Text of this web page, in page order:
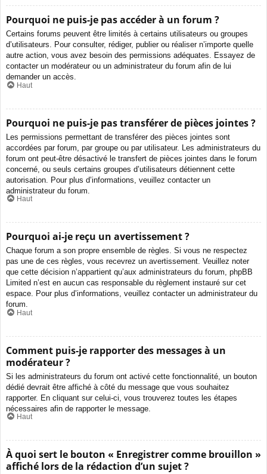
Pourquoi ne puis-je pas accéder à un forum ?
Certains forums peuvent être limités à certains utilisateurs ou groupes
d’utilisateurs. Pour consulter, rédiger, publier ou réaliser n’importe quelle
autre action, vous avez besoin des permissions adéquates. Essayez de
contacter un modérateur ou un administrateur du forum afin de lui
demander un accès.
Haut
Pourquoi ne puis-je pas transférer de pièces jointes ?
Les permissions permettant de transférer des pièces jointes sont
accordées par forum, par groupe ou par utilisateur. Les administrateurs du
forum ont peut-être désactivé le transfert de pièces jointes dans le forum
concerné, ou seuls certains groupes d’utilisateurs détiennent cette
autorisation. Pour plus d’informations, veuillez contacter un
administrateur du forum.
Haut
Pourquoi ai-je reçu un avertissement ?
Chaque forum a son propre ensemble de règles. Si vous ne respectez
pas une de ces règles, vous recevrez un avertissement. Veuillez noter
que cette décision n’appartient qu’aux administrateurs du forum, phpBB
Limited n’est en aucun cas responsable du règlement instauré sur cet
espace. Pour plus d’informations, veuillez contacter un administrateur du
forum.
Haut
Comment puis-je rapporter des messages à un
modérateur ?
Si les administrateurs du forum ont activé cette fonctionnalité, un bouton
dédié devrait être affiché à côté du message que vous souhaitez
rapporter. En cliquant sur celui-ci, vous trouverez toutes les étapes
nécessaires afin de rapporter le message.
Haut
À quoi sert le bouton « Enregistrer comme brouillon »
affiché lors de la rédaction d’un sujet ?